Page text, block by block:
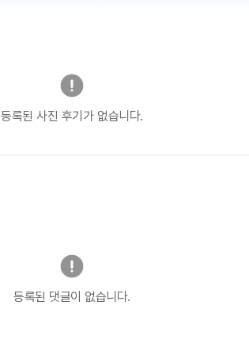
등록된 사진 후기가 없습니다.
등록된 댓글이 없습니다.